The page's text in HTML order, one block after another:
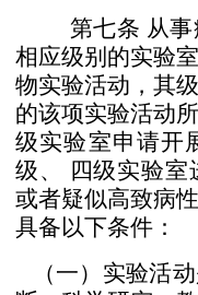
第七条 从
相应级别的实验
物实验活动，其
的该项实验活动
级实验室申请开
级、
四级实验室
或者疑似高致病性
具备以下条件：
（一）实验活